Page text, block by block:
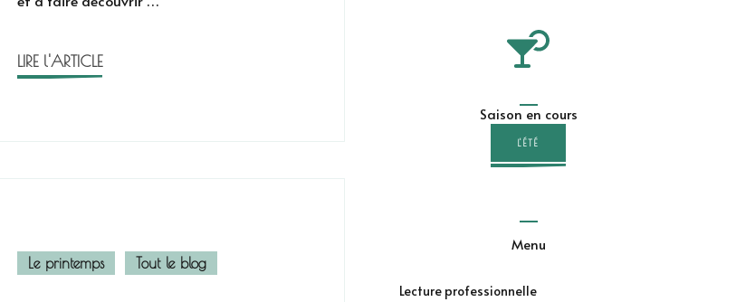
LIRE l'ARTICLE
Le printemps Tout le blog
Saison en cours
L'ÉTÉ
Menu
Lecture professionnelle